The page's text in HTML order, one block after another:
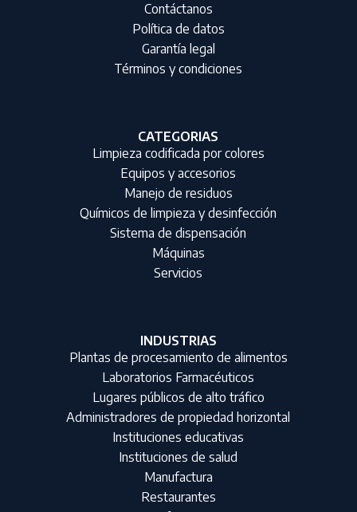
Contáctanos
Política de datos
Garantía legal
Términos y condiciones
CATEGORIAS
Limpieza codificada por colores
Equipos y accesorios
Manejo de residuos
Químicos de limpieza y desinfección
Sistema de dispensación
Máquinas
Servicios
INDUSTRIAS
Plantas de procesamiento de alimentos
Laboratorios Farmacéuticos
Lugares públicos de alto tráfico
Administradores de propiedad horizontal
Instituciones educativas
Instituciones de salud
Manufactura
Restaurantes